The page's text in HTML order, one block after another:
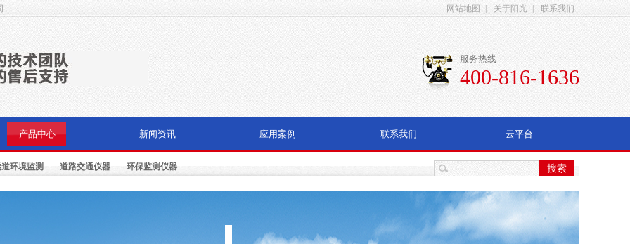
网站地图 关于阳光 联系我们
服务热线
400-816-1636
产品中心 新闻资讯 应用案例 联系我们 云平台
搜索
环境监测 道路交通仪器 环保监测仪器